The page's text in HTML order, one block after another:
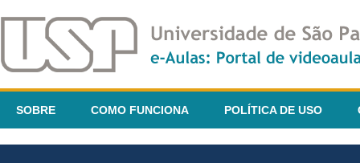
SOBRE COMO FUNCIONA POLÍTICA DE USO